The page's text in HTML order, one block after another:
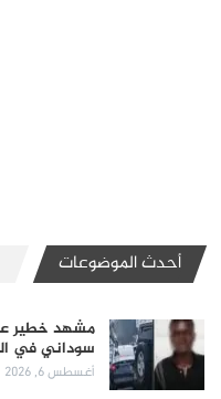
أحدث الموضوعات
مشهد خطير
سوداني في
أغسطس 6, 2026